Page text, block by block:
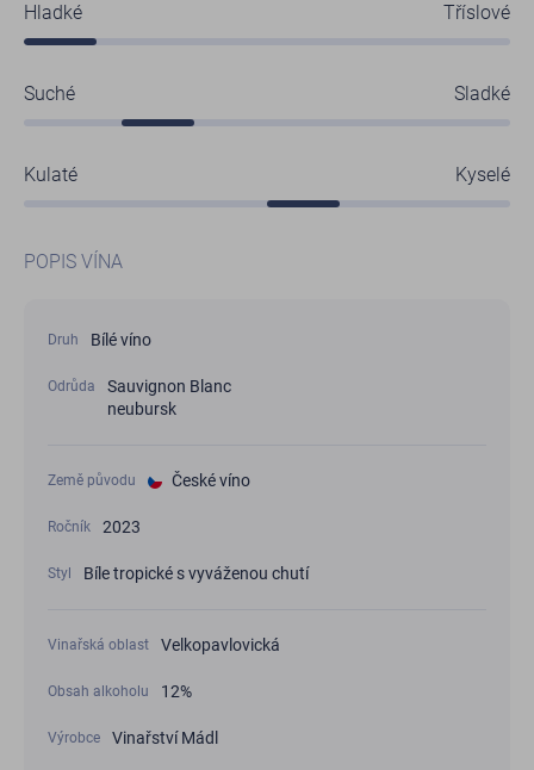
Hladké Tříslové
Suché Sladké
Kulaté Kyselé
POPIS VÍNA
Druh Bílé víno
Odrůda
Sauvignon Blanc
neubursk
Země původu České víno
Ročník 2023
Styl Bíle tropické s vyváženou chutí
Vinařská oblast Velkopavlovická
Obsah alkoholu 12%
Výrobce Vinařství Mádl